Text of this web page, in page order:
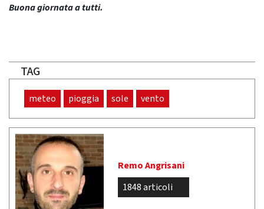
Buona giornata a tutti.
TAG
meteo pioggia sole vento
Remo Angrisani
1848 articoli